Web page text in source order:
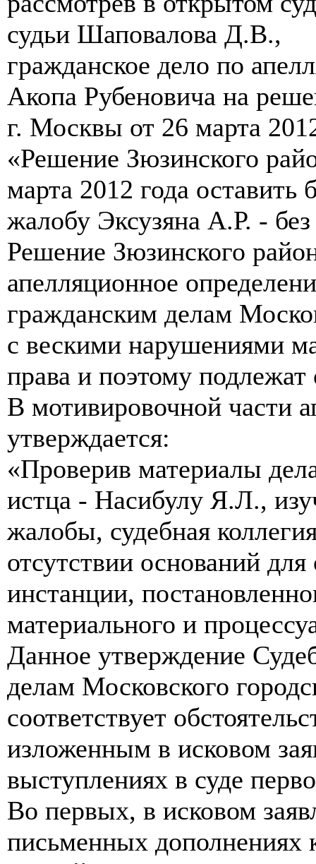
судьи Шаповалова Д.В.,
гражданское дело по
Акопа Рубеновича на
г. Москвы от 26 марта
«Решение Зюзинского
марта 2012 года оставить
жалобу Эксузяна А.Р. -
Решение Зюзинского
апелляционное
гражданским делам
с вескими нарушениями
права и поэтому подлежат
В мотивировочной части
утверждается:
«Проверив материалы
истца - Насибулу Я.Л.,
жалобы, судебная
отсутствии оснований
инстанции,
материального и
Данное утверждение
делам Московского
соответствует
изложенным в исковом
выступлениях в суде
Во первых, в исковом
письменных дополнениях